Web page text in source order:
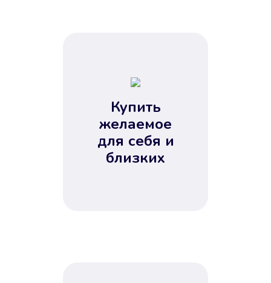
Купить
желаемое
для себя и
близких